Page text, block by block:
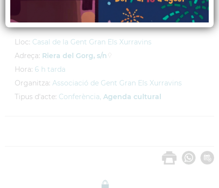
A càrrec de la comunicadora Conxi Far
Lloc: Casal de la Gent Gran Els Xurravins
Adreça: Riera del Gorg, s/n
Hora: 6 h tarda
Organitza: Associació de Gent Gran Els Xurravins
Tipus d'acte: Conferència, Agenda cultural